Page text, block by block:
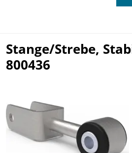
Stange/Strebe,
800436